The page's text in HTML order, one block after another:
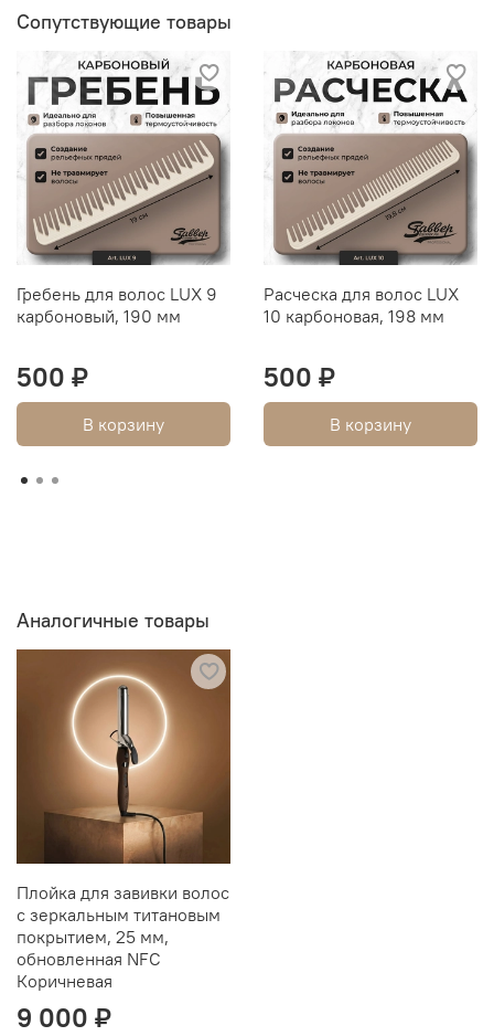
Технические характеристики:
Температурные режимы: 80-220C (шаг 5
градусов)
Размер полотна 180*28 мм
Покрытие рабочего полотна - 100% турмалиновый
кварц
Вращающийся шнур 2,5 м
Рабочее напряжение 210-240V, 50HZ/60HZ
Мощность 55W арт.
BE728 Diving Curler NFC Brown
Сопутствующие товары
Гребень для волос LUX 9
карбоновый, 190 мм
500 ₽
В корзину
Расческа для волос LUX
10 карбоновая, 198 мм
500 ₽
В корзину
Аналогичные товары
Плойка для завивки волос
с зеркальным титановым
покрытием, 25 мм,
обновленная NFC
Коричневая
9 000 ₽